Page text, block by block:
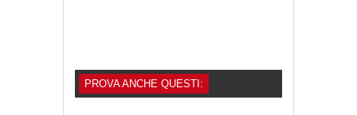
PROVA ANCHE QUESTI: